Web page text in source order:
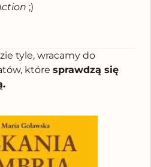
;)
tyle, wracamy do
które sprawdzą się